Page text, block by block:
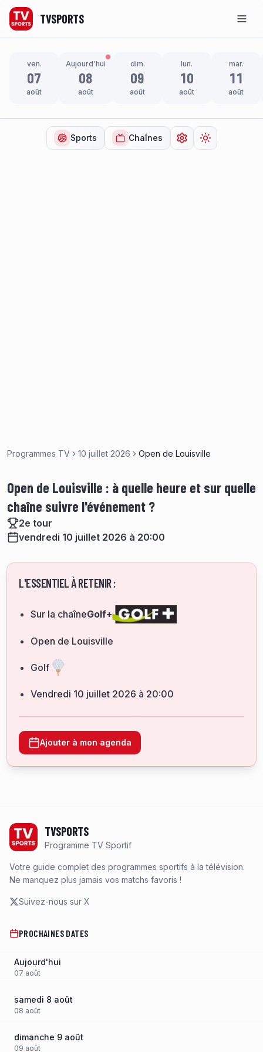
TVSPORTS
ven.
07
août
Aujourd'hui
08
août
dim.
09
août
lun.
10
août
mar.
11
août
Sports Chaînes Ouvrir lesChanger de
Programmes TV 10 juillet 2026 Open de Louisville
Open de Louisville : à quelle heure et sur quelle
chaîne suivre l'événement ?
2e tour
vendredi 10 juillet 2026 à 20:00
L'ESSENTIEL À RETENIR :
Sur la chaîneGolf+
Open de Louisville
Golf
vendredi 10 juillet 2026 à 20:00
Ajouter à mon agenda
TVSPORTS
Programme TV Sportif
Votre guide complet des programmes sportifs à la télévision.
Ne manquez plus jamais vos matchs favoris !
Suivez-nous sur X
PROCHAINES DATES
Aujourd'hui
07 août
samedi 8 août
08 août
dimanche 9 août
09 août